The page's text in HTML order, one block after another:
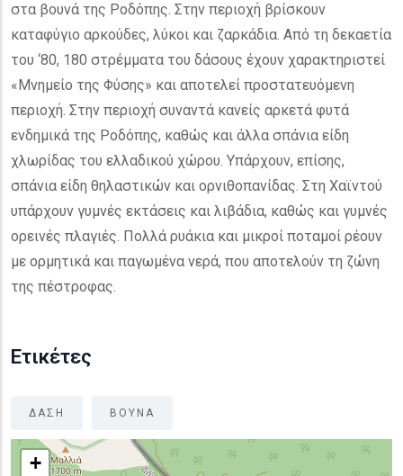
στα βουνά της Ροδόπης. Στην περιοχή βρίσκουν
καταφύγιο αρκούδες, λύκοι και ζαρκάδια. Από τη δεκαετία
του ‘80, 180 στρέμματα του δάσους έχουν χαρακτηριστεί
«Μνημείο της Φύσης» και αποτελεί προστατευόμενη
περιοχή. Στην περιοχή συναντά κανείς αρκετά φυτά
ενδημικά της Ροδόπης, καθώς και άλλα σπάνια είδη
χλωρίδας του ελλαδικού χώρου. Υπάρχουν, επίσης,
σπάνια είδη θηλαστικών και ορνιθοπανίδας. Στη Χαϊντού
υπάρχουν γυμνές εκτάσεις και λιβάδια, καθώς και γυμνές
ορεινές πλαγιές. Πολλά ρυάκια και μικροί ποταμοί ρέουν
με ορμητικά και παγωμένα νερά, που αποτελούν τη ζώνη
της πέστροφας.
Ετικέτες
ΔΑΣΗ ΒΟΥΝΑ
+